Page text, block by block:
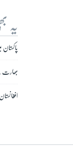
یہ
پاکستان
بھارت